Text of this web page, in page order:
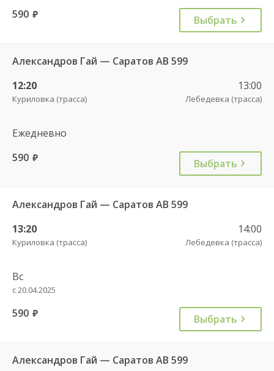
590 руб. Выбрать
Александров Гай — Саратов АВ 599
12:20
Куриловка (трасса)
13:00
Лебедевка (трасса)
Ежедневно
590 руб. Выбрать
Александров Гай — Саратов АВ 599
13:20
Куриловка (трасса)
14:00
Лебедевка (трасса)
Вс
с 20.04.2025
590 руб. Выбрать
Александров Гай — Саратов АВ 599